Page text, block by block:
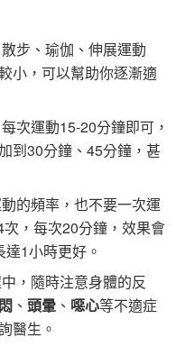
步、瑜伽、伸展運動
小，可以幫助你逐漸適
次運動15-20分鐘即可，
到30分鐘、45分鐘，甚
的頻率，也不要一次運
，每次20分鐘，效果會
1小時更好。
，隨時注意身體的反
、頭暈 、 噁心等不適症
醫生。